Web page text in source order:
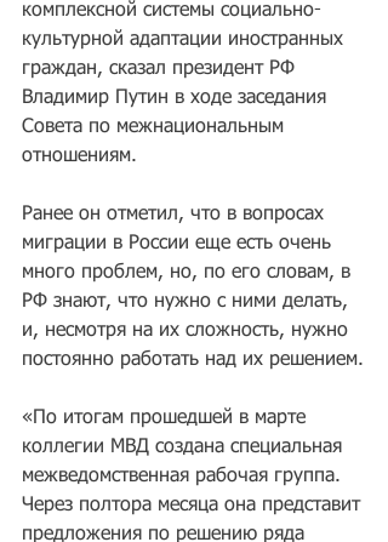
комплексной системы социально-
культурной адаптации иностранных
граждан, сказал президент РФ
Владимир Путин в ходе заседания
Совета по межнациональным
отношениям.
Ранее он отметил, что в вопросах
миграции в России еще есть очень
много проблем, но, по его словам, в
РФ знают, что нужно с ними делать,
и, несмотря на их сложность, нужно
постоянно работать над их решением.
«По итогам прошедшей в марте
коллегии МВД создана специальная
межведомственная рабочая группа.
Через полтора месяца она представит
предложения по решению ряда